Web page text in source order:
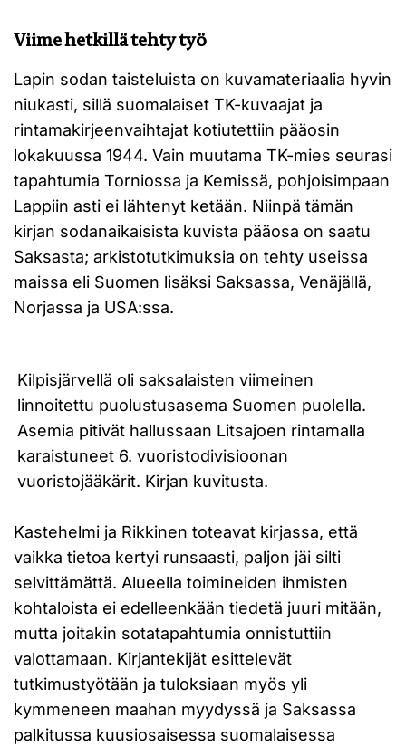
Viime hetkillä tehty työ
Lapin sodan taisteluista on kuvamateriaalia hyvin
niukasti, sillä suomalaiset TK-kuvaajat ja
rintamakirjeenvaihtajat kotiutettiin pääosin
lokakuussa 1944. Vain muutama TK-mies seurasi
tapahtumia Torniossa ja Kemissä, pohjoisimpaan
Lappiin asti ei lähtenyt ketään. Niinpä tämän
kirjan sodanaikaisista kuvista pääosa on saatu
Saksasta; arkistotutkimuksia on tehty useissa
maissa eli Suomen lisäksi Saksassa, Venäjällä,
Norjassa ja USA:ssa.
Kilpisjärvellä oli saksalaisten viimeinen
linnoitettu puolustusasema Suomen puolella.
Asemia pitivät hallussaan Litsajoen rintamalla
karaistuneet 6. vuoristodivisioonan
vuoristojääkärit. Kirjan kuvitusta.
Kastehelmi ja Rikkinen toteavat kirjassa, että
vaikka tietoa kertyi runsaasti, paljon jäi silti
selvittämättä. Alueella toimineiden ihmisten
kohtaloista ei edelleenkään tiedetä juuri mitään,
mutta joitakin sotatapahtumia onnistuttiin
valottamaan. Kirjantekijät esittelevät
tutkimustyötään ja tuloksiaan myös yli
kymmeneen maahan myydyssä ja Saksassa
palkitussa kuusiosaisessa suomalaisessa